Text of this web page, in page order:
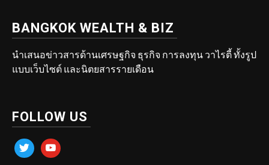
BANGKOK WEALTH & BIZ
นำเสนอข่าวสารด้านเศรษฐกิจ ธุรกิจ การลงทุน วาไรตี้ ทั้งรูป
แบบเว็บไซต์ และนิตยสารรายเดือน
FOLLOW US
twitter youtube